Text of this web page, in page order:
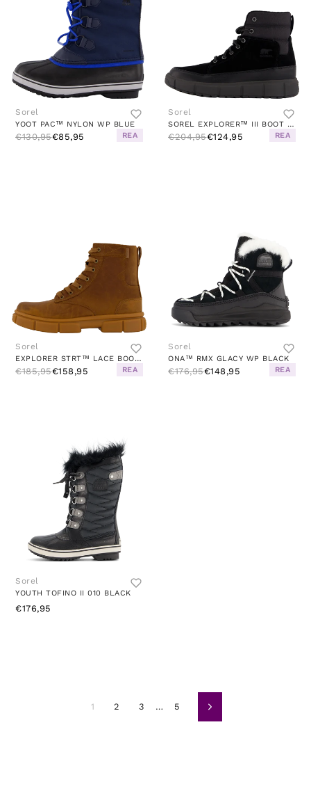
Sorel
YOOT PAC™ NYLON WP BLUE
€130,95€85,95 REA
Sorel
SOREL EXPLORER™ III BOOT WP BLACK
€204,95€124,95 REA
Sorel
EXPLORER STRT™ LACE BOOT BROWN
€185,95€158,95 REA
Sorel
ONA™ RMX GLACY WP BLACK
€176,95€148,95 REA
Sorel
YOUTH TOFINO II 010 BLACK
€176,95
1 2 3 … 5 Seuraava